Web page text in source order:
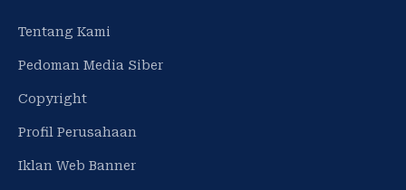
Tentang Kami
Pedoman Media Siber
Copyright
Profil Perusahaan
Iklan Web Banner